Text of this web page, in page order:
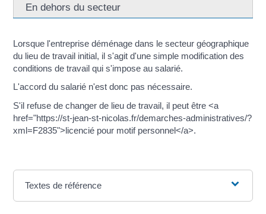
En dehors du secteur
Lorsque l'entreprise déménage dans le secteur géographique
du lieu de travail initial, il s'agit d'une simple modification des
conditions de travail qui s'impose au salarié.
L'accord du salarié n'est donc pas nécessaire.
S'il refuse de changer de lieu de travail, il peut être <a
href="https://st-jean-st-nicolas.fr/demarches-administratives/?
xml=F2835">licencié pour motif personnel</a>.
Textes de référence